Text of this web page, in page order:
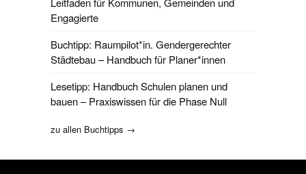
Engagierte
Buchtipp: Raumpilot*in. Gendergerechter
Städtebau – Handbuch für Planer*innen
Lesetipp: Handbuch Schulen planen und
bauen – Praxiswissen für die Phase Null
zu allen Buchtipps →